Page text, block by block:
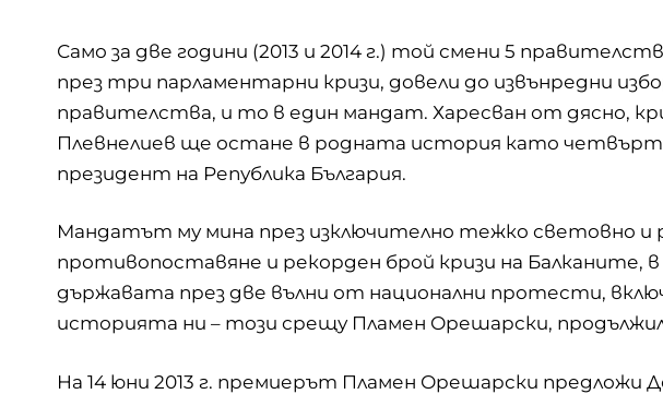
Само за две години (2013 и 2014 г.) той смени 5
през три парламентарни кризи, довели до извънредни
правителства, и то в един мандат. Харесван от дясно,
Плевнелиев ще остане в родната история като
президент на Република България.
Мандатът му мина през изключително тежко световно и
противопоставяне и рекорден брой кризи на Балканите,
държавата през две вълни от национални протести,
историята ни – този срещу Пламен Орешарски,
На 14 юни 2013 г. премиерът Пламен Орешарски предложи